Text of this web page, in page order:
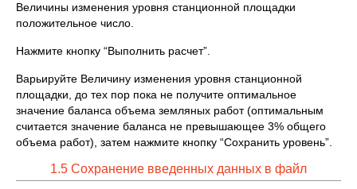
Величины изменения уровня станционной площадки
положительное число.
Нажмите кнопку “Выполнить расчет”.
Варьируйте Величину изменения уровня станционной
площадки, до тех пор пока не получите оптимальное
значение баланса объема земляных работ (оптимальным
считается значение баланса не превышающее 3% общего
объема работ), затем нажмите кнопку “Сохранить уровень”.
1.5 Сохранение введенных данных в файл